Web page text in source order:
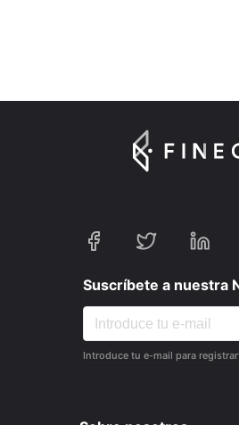
Suscríbete a nuestra
Introduce tu e-mail para